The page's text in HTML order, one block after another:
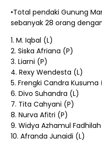
•Total pendaki Gunung
sebanyak 28 orang
1. M. Iqbal (L)
2. Siska Afriana (P)
3. Liarni (P)
4. Rexy Wendesta (L)
5. Frengki Candra Kusuma
6. Divo Suhandra (L)
7. Tita Cahyani (P)
8. Nurva Afitri (P)
9. Widya Azhamul
10. Afranda Junaidi (L)